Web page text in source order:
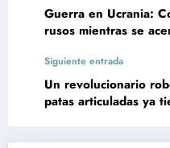
Guerra en Ucrania:
rusos mientras se
Siguiente entrada
Un revolucionario
patas articuladas ya